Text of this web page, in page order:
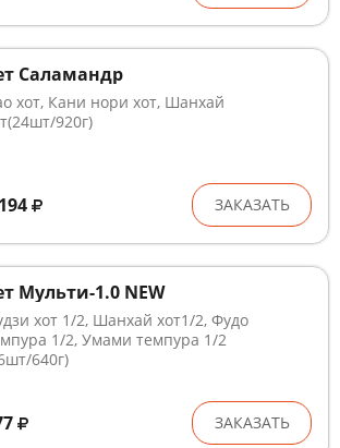
Саламандр
хот, Кани нори хот, Шанхай
920г)
ЗАКАЗАТЬ
Мульти-1.0 NEW
хот 1/2, Шанхай хот1/2, Фудо
1/2, Умами темпура 1/2
640г)
ЗАКАЗАТЬ